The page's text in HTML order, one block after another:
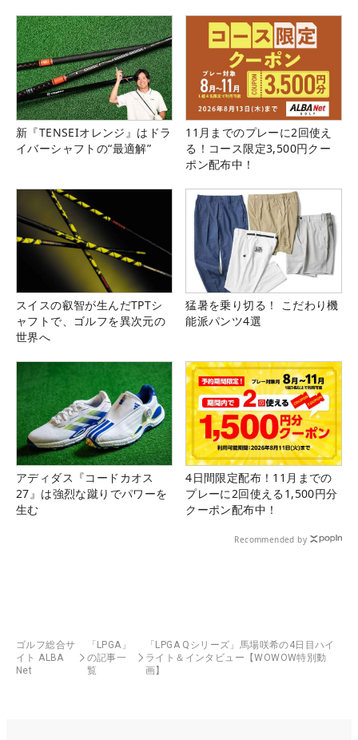
新『TENSEIオレンジ』はドラ
イバーシャフトの“最適解”
11月までのプレーに2回使え
る！コース限定3,500円クー
ポン配布中！
スイスの叡智が生んだTPTシ
ャフトで、ゴルフを異次元の
世界へ
猛暑を乗り切る！ こだわり機
能派パンツ4選
アディダス『コードカオス
27』は強烈な蹴りでパワーを
生む
4日間限定配布！11月までの
プレーに2回使える1,500円分
クーポン配布中！
Recommended by
ゴルフ総合サ
イト ALBA
Net
「LPGA」
の記事一
覧
「LPGA Qシリーズ」馬場咲希の4日目ハイ
ライト＆インタビュー【WOWOW特別動
画】